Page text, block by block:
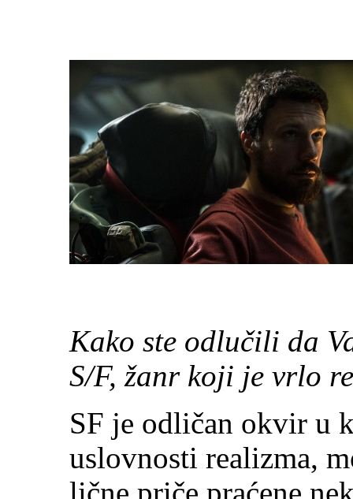
Kako ste odlučili da
S/F, žanr koji je vrlo
SF je odličan okvir u
uslovnosti realizma,